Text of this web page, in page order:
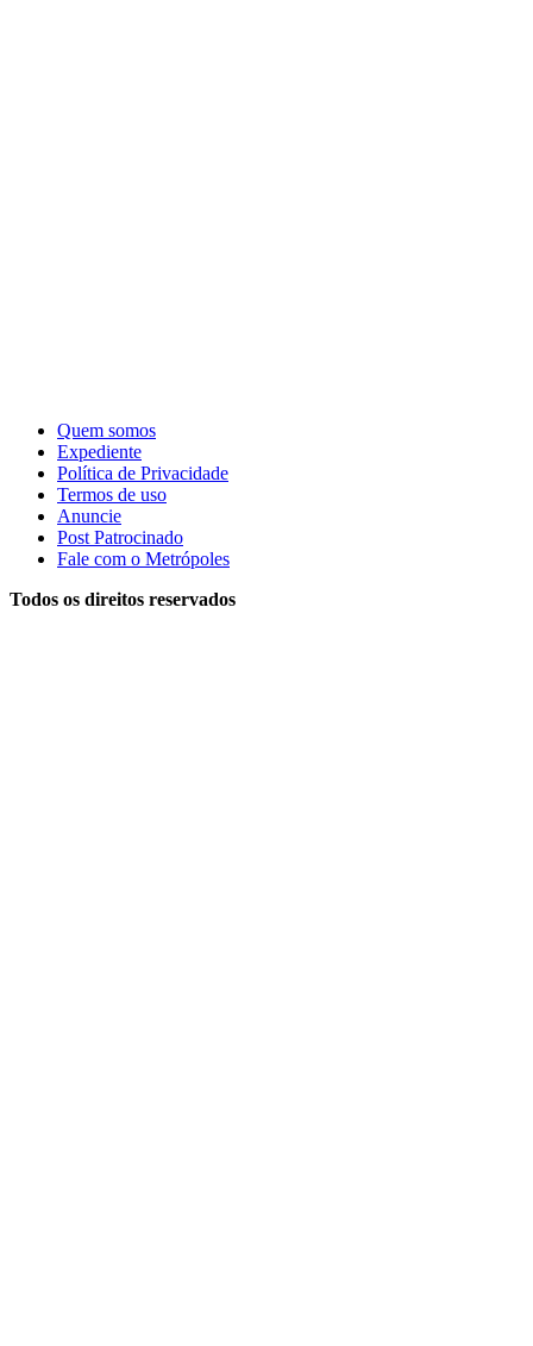
Quem somos
Expediente
Política de Privacidade
Termos de uso
Anuncie
Post Patrocinado
Fale com o Metrópoles
Todos os direitos reservados